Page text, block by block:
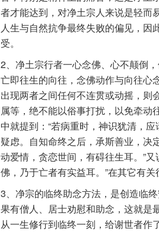
者才能达到，对净土宗人来说是轻而
人生与自然抗争最终失败的偏见，因
受。
2、净土宗行者一心念佛、心不颠倒
亡即往生的向往，念佛动作与向往心
出现两者之间任何不连贯或动摇，则
属等，绝不能以俗事打扰，以免牵动
中就提到：“若病重时，神识犹清，
疑虑。自知命终之后，承斯善业，决
动爱情，贪恋世间，有碍往生耳。”
佛，乃于亡者有实益耳。”在其它有
3、净宗的临终助念方法，是创造临
果有僧人、居士劝慰和助念，这就是
从一生修行到临终一刻，给谢世者作